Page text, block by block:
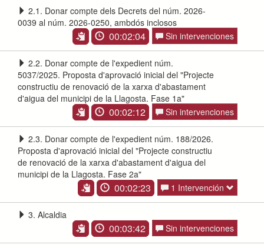
2.1. Donar compte dels Decrets del núm. 2026-
0039 al núm. 2026-0250, ambdós inclosos
00:02:04 Sin intervenciones
2.2. Donar compte de l'expedient núm.
5037/2025. Proposta d'aprovació inicial del "Projecte
constructiu de renovació de la xarxa d'abastament
d'aigua del municipi de la Llagosta. Fase 1a"
00:02:12 Sin intervenciones
2.3. Donar compte de l'expedient núm. 188/2026.
Proposta d'aprovació inicial del "Projecte constructiu
de renovació de la xarxa d'abastament d'aigua del
municipi de la Llagosta. Fase 2a"
00:02:23 1 Intervención
3. Alcaldia
00:03:42 Sin intervenciones